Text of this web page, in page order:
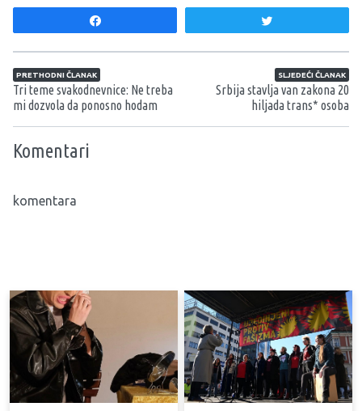
Navigacija članaka
PRETHODNI ČLANAK
Tri teme svakodnevnice: Ne treba
mi dozvola da ponosno hodam
SLJEDEĆI ČLANAK
Srbija stavlja van zakona 20
hiljada trans* osoba
Komentari
komentara